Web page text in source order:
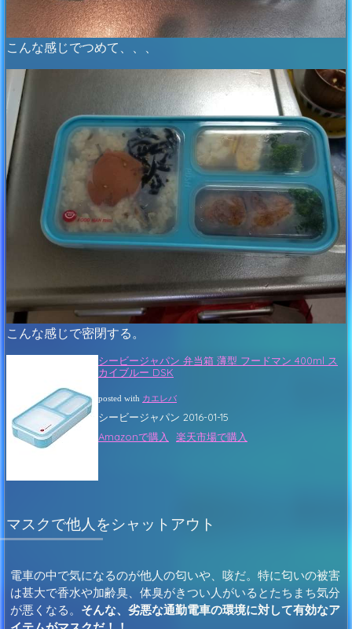
こんな感じでつめて、、、
こんな感じで密閉する。
シービージャパン 弁当箱 薄型 フードマン 400ml ス
カイブルー DSK
posted with カエレバ
シービージャパン 2016-01-15
Amazonで購入
楽天市場で購入
マスクで他人をシャットアウト
電車の中で気になるのが他人の匂いや、咳だ。特に匂いの被害
は甚大で香水や加齢臭、体臭がきつい人がいるとたちまち気分
が悪くなる。 そんな、劣悪な通勤電車の環境に対して有効なア